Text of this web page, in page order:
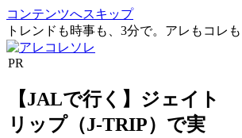
コンテンツへスキップ
トレンドも時事も、3分で。アレもコレも
PR
【JALで行く】ジェイト
リップ（J-TRIP）で実